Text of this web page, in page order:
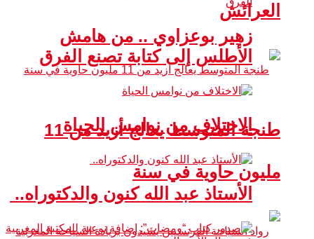
العرائش
طنجة المتوسط يعالج أزيد من 11
مليون حاوية في سنة
زهير بوعزاوي .. من هامش
الأطلس إلى كتابة تصنع الفرق
الاختلاف من نوامس الحياة
الأستاذ عبد الله كنون والدكتوراه..